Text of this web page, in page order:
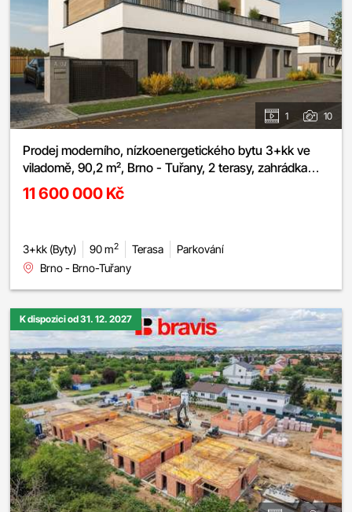
1 10
Prodej moderního, nízkoenergetického bytu 3+kk ve
viladomě, 90,2 m², Brno - Tuřany, 2 terasy, zahrádka
32,7 m², parkování
11 600 000 Kč
3+kk (Byty) 90 m2 Terasa
Parkování
Brno - Brno-Tuřany
K dispozici od 31. 12. 2027